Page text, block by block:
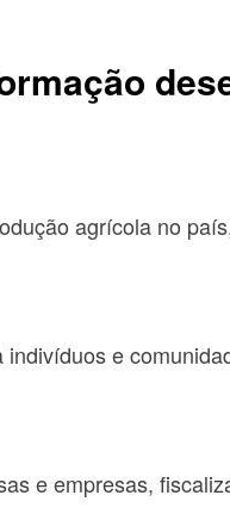
agrícola no
e
e empresas,